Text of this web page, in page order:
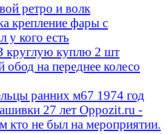
ретро и волк
крепление фары с
у кого есть
куплю 2 шт
на переднее колесо
ранних м67 1974 год
27 лет Oppozit.ru -
кто не был на мероприятии.